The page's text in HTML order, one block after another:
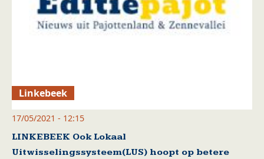
Linkebeek
17/05/2021 - 12:15
LINKEBEEK Ook Lokaal
Uitwisselingssysteem(LUS) hoopt op betere